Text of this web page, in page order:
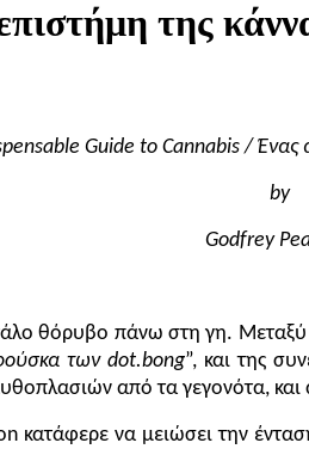
της
Guide to Cannabis / Ένας
by
Godfrey
θόρυβο πάνω στη γη. Μεταξύ
τωνdot.bong”, και της
από τα γεγονότα,
κατάφερε να μειώσει την